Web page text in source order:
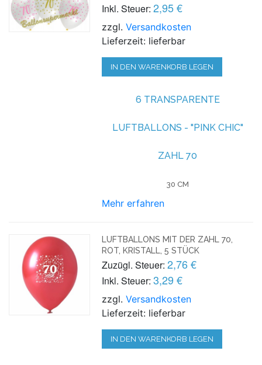
Inkl. Steuer: 2,95 €
zzgl.Versandkosten
Lieferzeit: lieferbar
IN DEN WARENKORB LEGEN
6 TRANSPARENTE
LUFTBALLONS - "PINK CHIC"
ZAHL 70
30 CM
Mehr erfahren
LUFTBALLONS MIT DER ZAHL 70,
ROT, KRISTALL, 5 STÜCK
Zuzügl. Steuer: 2,76 €
Inkl. Steuer: 3,29 €
zzgl.Versandkosten
Lieferzeit: lieferbar
IN DEN WARENKORB LEGEN